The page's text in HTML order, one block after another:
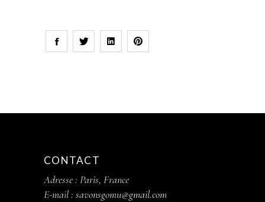
CONTACT
Adresse : Paris, France
E-mail : savonsgomu@gmail.com